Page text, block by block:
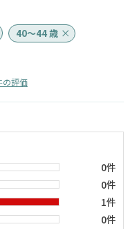
40～44 歳
の評価
0件
0件
1件
0件